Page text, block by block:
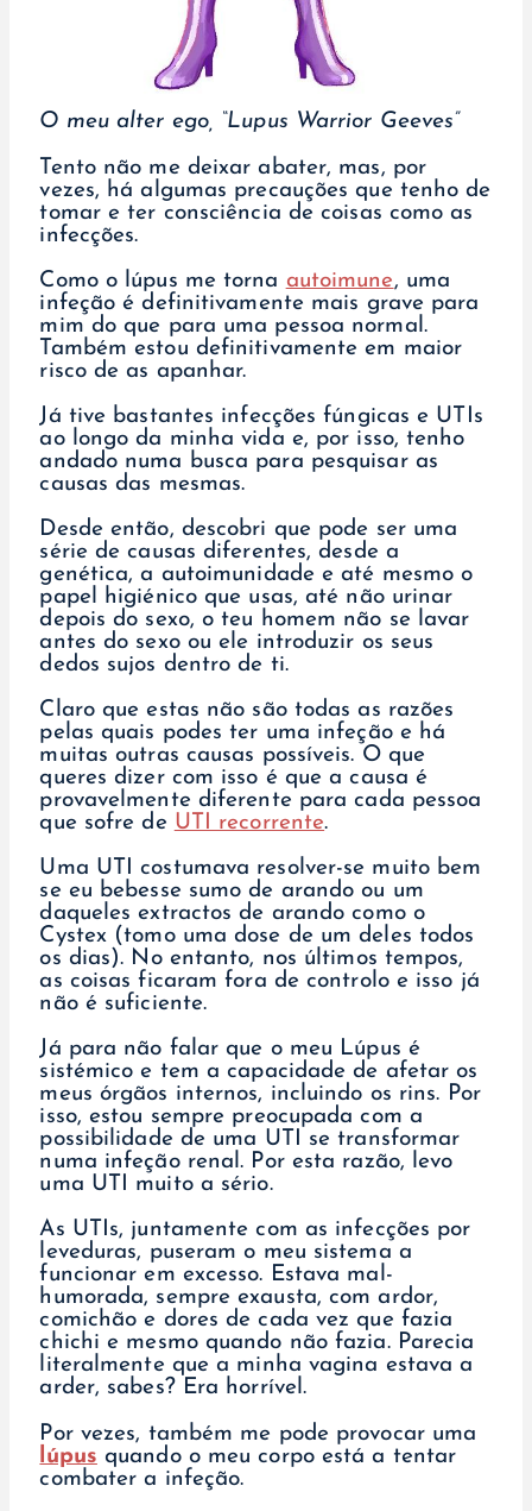
O meu alter ego, “Lupus Warrior Geeves”
Tento não me deixar abater, mas, por
vezes, há algumas precauções que tenho de
tomar e ter consciência de coisas como as
infecções.
Como o lúpus me torna autoimune, uma
infeção é definitivamente mais grave para
mim do que para uma pessoa normal.
Também estou definitivamente em maior
risco de as apanhar.
Já tive bastantes infecções fúngicas e UTIs
ao longo da minha vida e, por isso, tenho
andado numa busca para pesquisar as
causas das mesmas.
Desde então, descobri que pode ser uma
série de causas diferentes, desde a
genética, a autoimunidade e até mesmo o
papel higiénico que usas, até não urinar
depois do sexo, o teu homem não se lavar
antes do sexo ou ele introduzir os seus
dedos sujos dentro de ti.
Claro que estas não são todas as razões
pelas quais podes ter uma infeção e há
muitas outras causas possíveis. O que
queres dizer com isso é que a causa é
provavelmente diferente para cada pessoa
que sofre de UTI recorrente.
Uma UTI costumava resolver-se muito bem
se eu bebesse sumo de arando ou um
daqueles extractos de arando como o
Cystex (tomo uma dose de um deles todos
os dias). No entanto, nos últimos tempos,
as coisas ficaram fora de controlo e isso já
não é suficiente.
Já para não falar que o meu Lúpus é
sistémico e tem a capacidade de afetar os
meus órgãos internos, incluindo os rins. Por
isso, estou sempre preocupada com a
possibilidade de uma UTI se transformar
numa infeção renal. Por esta razão, levo
uma UTI muito a sério.
As UTIs, juntamente com as infecções por
leveduras, puseram o meu sistema a
funcionar em excesso. Estava mal-
humorada, sempre exausta, com ardor,
comichão e dores de cada vez que fazia
chichi e mesmo quando não fazia. Parecia
literalmente que a minha vagina estava a
arder, sabes? Era horrível.
Por vezes, também me pode provocar uma
lúpus quando o meu corpo está a tentar
combater a infeção.